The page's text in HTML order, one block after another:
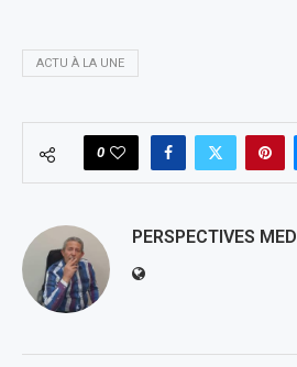
ACTU À LA UNE
0
PERSPECTIVES MED